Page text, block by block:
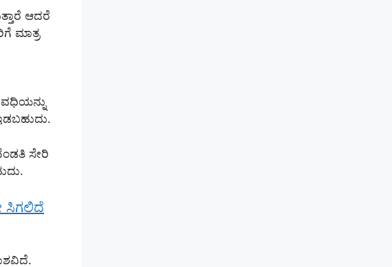
ಆದರೆ
ಮಾತ್ರ
ಸೇರಿ
ಸಿಗಲಿದೆ